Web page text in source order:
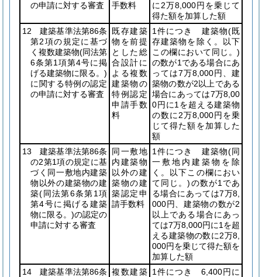
の申請に対する審査
手数料
に2万8,000円を乗じて
得た額を加算した額
12 建築基準法第86条
第2項の規定に基づ
く複数建築物(同法第
6条第1項第4号に掲
げる建築物に限る。)
に関する特例の認定
の申請に対する審査
既存建築
物を前提
とした総
合設計に
よる複数
建築物の
特例認定
申請手数
料
1件につき 建築物(既
存建築物を除く。以下
この欄において同じ。)
の数が1である場合にあ
っては7万8,000円、建
築物の数が2以上である
場合にあっては7万8,00
0円に1を超える建築物
の数に2万8,000円を乗
じて得た額を加算した
額
13 建築基準法第86条
の2第1項の規定に基
づく同一敷地内建築
物以外の建築物の建
築(同法第6条第1項
第4号に掲げる建築
物に限る。)の認定の
申請に対する審査
同一敷地
内建築物
以外の建
築物の建
築認定申
請手数料
1件につき 建築物(同
一敷地内建築物を除
く。以下この欄におい
て同じ。)の数が1であ
る場合にあっては7万8,
000円、建築物の数が2
以上である場合にあっ
ては7万8,000円に1を超
える建築物の数に2万8,
000円を乗じて得た額を
加算した額
14 建築基準法第86条 複数建築 1件につき 6,400円に